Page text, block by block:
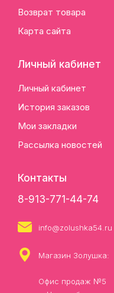
Возврат товара
Карта сайта
Личный кабинет
Личный кабинет
История заказов
Мои закладки
Рассылка новостей
Контакты
8-913-771-44-74
info@zolushka54.ru
Магазин Золушка:
Офис продаж №5